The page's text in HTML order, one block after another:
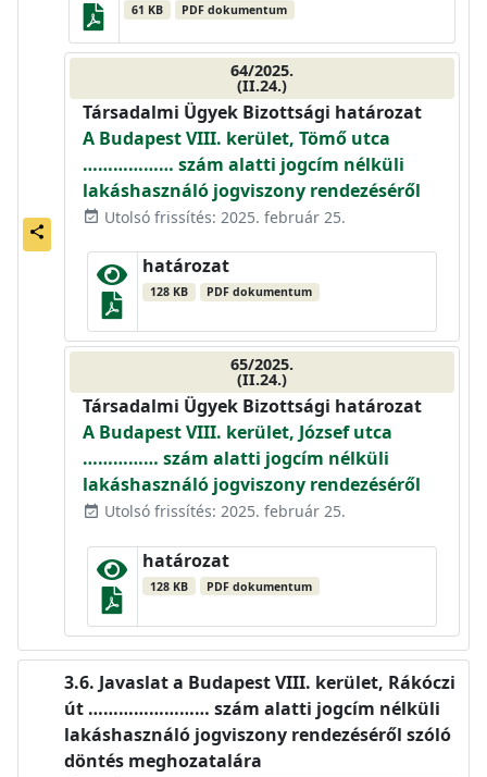
share
61 KB PDF dokumentum
64/2025.
(II.24.)
Társadalmi Ügyek Bizottsági határozat
A Budapest VIII. kerület, Tömő utca
……………… szám alatti jogcím nélküli
lakáshasználó jogviszony rendezéséről
event_available Utolsó frissítés: 2025. február 25.
határozat
128 KB PDF dokumentum
65/2025.
(II.24.)
Társadalmi Ügyek Bizottsági határozat
A Budapest VIII. kerület, József utca
…………… szám alatti jogcím nélküli
lakáshasználó jogviszony rendezéséről
event_available Utolsó frissítés: 2025. február 25.
határozat
128 KB PDF dokumentum
Javaslat a Budapest VIII. kerület, Rákóczi
út …………………… szám alatti jogcím nélküli
lakáshasználó jogviszony rendezéséről szóló
döntés meghozatalára